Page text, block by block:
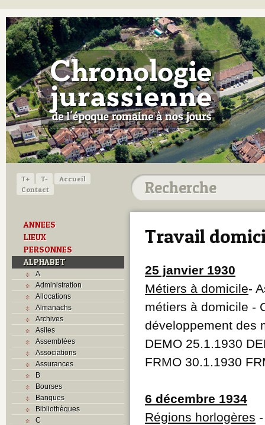
T+ T-
Accueil
Contact
ANNEES
LIEUX
PERSONNES
ALPHABET
A
Administration
Allocations
Almanachs
Archives
Asiles
Assemblées
Associations
Assurances
B
Bourses
Banques
Bibliothèques
C
Travail
25 janvier 1930
Métiers à domicile-
métiers à domicile -
développement des
DEMO 25.1.1930
FRMO 30.1.1930
6 décembre 1934
Régions horlogères